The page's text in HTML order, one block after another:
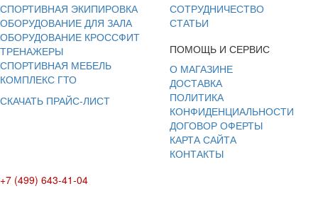
СПОРТИВНАЯ ЭКИПИРОВКА
ОБОРУДОВАНИЕ ДЛЯ ЗАЛА
ОБОРУДОВАНИЕ КРОССФИТ
ТРЕНАЖЕРЫ
СПОРТИВНАЯ МЕБЕЛЬ
КОМПЛЕКС ГТО
СКАЧАТЬ ПРАЙС-ЛИСТ
СОТРУДНИЧЕСТВО
СТАТЬИ
ПОМОЩЬ И СЕРВИС
О МАГАЗИНЕ
ДОСТАВКА
ПОЛИТИКА
КОНФИДЕНЦИАЛЬНОСТИ
ДОГОВОР ОФЕРТЫ
КАРТА САЙТА
КОНТАКТЫ
+7 (499) 643-41-04